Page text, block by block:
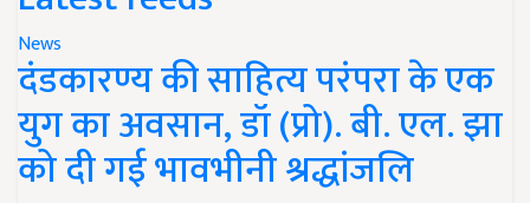
News
दंडकारण्य की साहित्य परंपरा के एक
युग का अवसान, डॉ (प्रो). बी. एल. झा
को दी गई भावभीनी श्रद्धांजलि